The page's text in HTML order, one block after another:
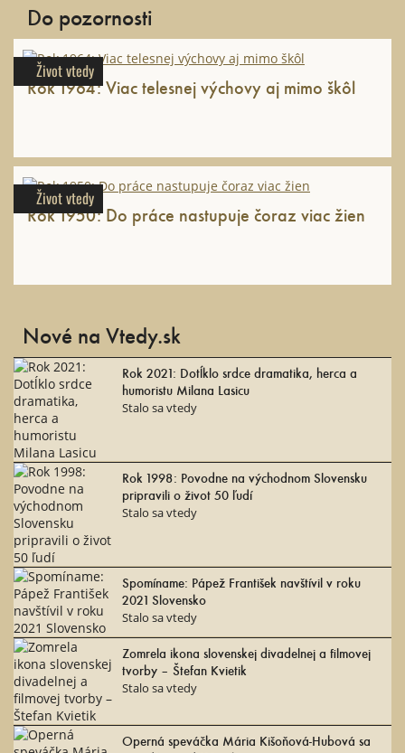
Do pozornosti
Život vtedy
Rok 1964: Viac telesnej výchovy aj mimo škôl
Život vtedy
Rok 1950: Do práce nastupuje čoraz viac žien
Nové na Vtedy.sk
Rok 2021: Dotĺklo srdce dramatika, herca a
humoristu Milana Lasicu
Stalo sa vtedy
Rok 1998: Povodne na východnom Slovensku
pripravili o život 50 ľudí
Stalo sa vtedy
Spomíname: Pápež František navštívil v roku
2021 Slovensko
Stalo sa vtedy
Zomrela ikona slovenskej divadelnej a filmovej
tvorby – Štefan Kvietik
Stalo sa vtedy
Operná speváčka Mária Kišoňová-Hubová sa